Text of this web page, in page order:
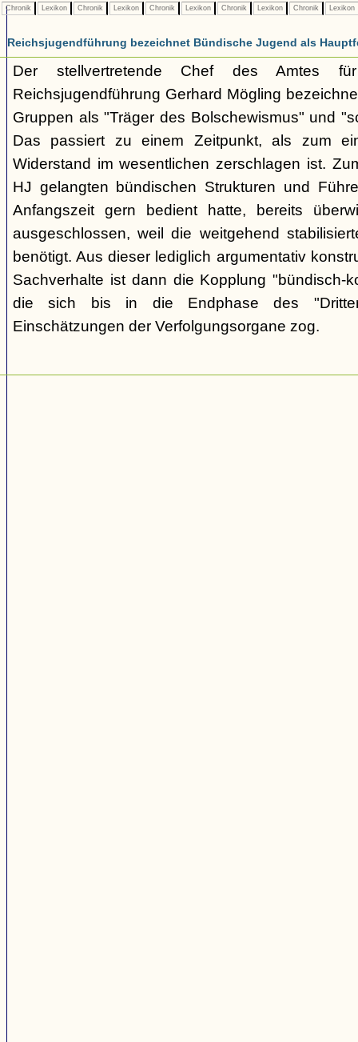
Chronik Lexikon Chronik Lexikon Chronik Lexikon Chronik Lexikon Chronik Lexikon
Reichsjugendführung bezeichnet Bündische Jugend als
Der stellvertretende Chef des Amtes
Reichsjugendführung Gerhard Mögling
Gruppen als "Träger des Bolschewismus" und
Das passiert zu einem Zeitpunkt, als zum
Widerstand im wesentlichen zerschlagen ist.
HJ gelangten bündischen Strukturen und
Anfangszeit gern bedient hatte, bereits
ausgeschlossen, weil die weitgehend
benötigt. Aus dieser lediglich argumentativ
Sachverhalte ist dann die Kopplung "bündisch-
die sich bis in die Endphase des
Einschätzungen der Verfolgungsorgane zog.